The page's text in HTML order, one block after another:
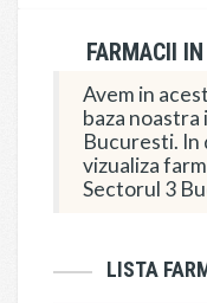
FARMACII
Avem in
baza noastra
Bucuresti.
vizualiza
Sectorul 3
LISTA